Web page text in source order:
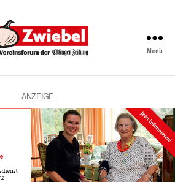
Vereinsforum
Eßlinger
Zeitung
Menü
ANZEIGE